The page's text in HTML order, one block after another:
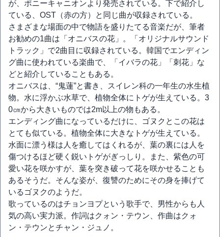
が、ポニーキャニオンより発売されている。下で紹介し
ている、OST（赤の方）と同じ曲が収録されている。
さまざまな場面の中で物語を盛りたてる音楽だが、筆者
お勧めの1曲は「オニバスの花」。「オリジナルサウンド
トラック」で2曲目に収録されている。韓国でエンディン
グ曲に使われている楽曲で、「イバラの花」「刺花」な
どと紹介していることもある。
オニバスは、“鬼蓮”と書き、スイレン科の一年生の水生植
物。水に浮かぶ水草で、植物全体にトゲが生えている。3
0㎝から大きいものでは2m以上の物もある。
エンディング曲になっているだけに、ゴヌクとこの花は
とても似ている。植物全体に大きなトゲが生えている。
水面に漂う様は人を癒してはくれるが、葉の裏には人を
傷つけるほど硬く鋭いトゲがぎっしり。また、紫色の可
愛い花を咲かすが、葉を突き破って花を咲かせることも
あるそうだ。そんな姿が、復讐のためにその身を捧げて
いるゴヌクのようだ。
歌っているのはチョンヨプという歌手で、男性からも人
気の高い実力派。作詞はクォン・テウン、作曲はクォ
ン・テウンとチャン・ジュノ。